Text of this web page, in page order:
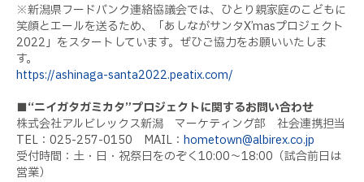
※新潟県フードバンク連絡協議会では、 ひとり親家庭のこどもに
笑顔とエールを送るため、「あしながサンタX’masプロジェクト
2022」をスタートしています。ぜひご協力をお願いいたしま
す。
https://ashinaga-santa2022.peatix.com/
■“ニイガタガミカタ”プロジェクトに関するお問い合わせ
株式会社アルビレックス新潟 マーケティング部 社会連携担当
TEL ： 025-257-0150 MAIL ： hometown@albirex.co.jp
受付時間：土・日・祝祭日をのぞく10:00～18:00 （試合前日は
営業）